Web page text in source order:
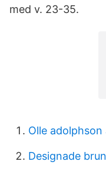
med v. 23-35.
Olle adolphson
Designade